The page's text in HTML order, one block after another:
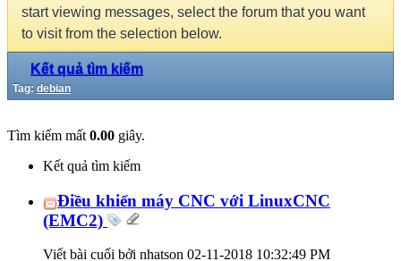
start viewing messages, select the forum that you want
to visit from the selection below.
Kết quả tìm kiếm
Tag: debian
Tìm kiếm mất 0.00 giây.
Kết quả tìm kiếm
Điều khiển máy CNC với LinuxCNC
(EMC2)
Viết bài cuối bởi nhatson 02-11-2018 10:32:49 PM